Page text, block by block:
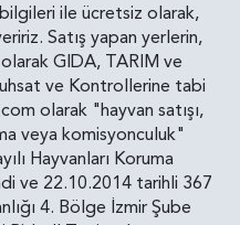
bilgileri ile ücretsiz olarak,
Satış yapan yerlerin,
olarak GIDA, TARIM ve
ve Kontrollerine tabi
olarak "hayvan satışı,
veya komisyonculuk"
Hayvanları Koruma
ve 22.10.2014 tarihli 367
4. Bölge İzmir Şube